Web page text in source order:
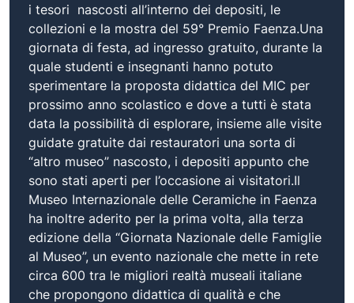
i tesori nascosti all’interno dei depositi, le
collezioni e la mostra del 59° Premio Faenza.Una
giornata di festa, ad ingresso gratuito, durante la
quale studenti e insegnanti hanno potuto
sperimentare la proposta didattica del MIC per
prossimo anno scolastico e dove a tutti è stata
data la possibilità di esplorare, insieme alle visite
guidate gratuite dai restauratori una sorta di
“altro museo” nascosto, i depositi appunto che
sono stati aperti per l’occasione ai visitatori.Il
Museo Internazionale delle Ceramiche in Faenza
ha inoltre aderito per la prima volta, alla terza
edizione della “Giornata Nazionale delle Famiglie
al Museo”, un evento nazionale che mette in rete
circa 600 tra le migliori realtà museali italiane
che propongono didattica di qualità e che